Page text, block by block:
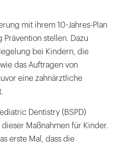
mit ihrem 10-Jahres-Plan
stellen. Dazu
bei Kindern, die
das Auftragen von
eine zahnärztliche
Dentistry (BSPD)
Maßnahmen für Kinder.
erste Mal, dass die